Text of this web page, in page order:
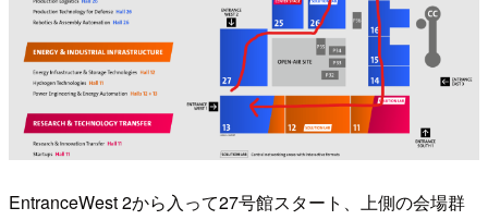
EntranceWest 2から入って27号館スタート、上側の会場群